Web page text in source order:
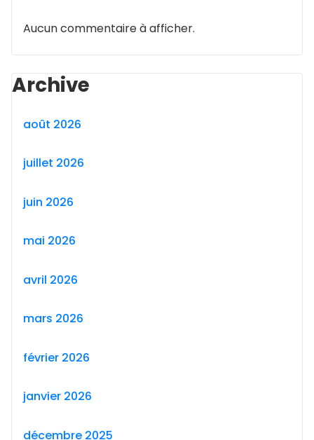
Aucun commentaire à afficher.
Archive
août 2026
juillet 2026
juin 2026
mai 2026
avril 2026
mars 2026
février 2026
janvier 2026
décembre 2025